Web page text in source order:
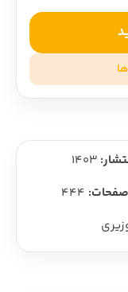
1403
صفحات: 444